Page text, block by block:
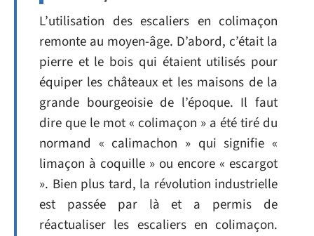
L’utilisation des escaliers en colimaçon
remonte au moyen-âge. D’abord, c’était la
pierre et le bois qui étaient utilisés pour
équiper les châteaux et les maisons de la
grande bourgeoisie de l’époque. Il faut
dire que le mot « colimaçon » a été tiré du
normand « calimachon » qui signifie «
limaçon à coquille » ou encore « escargot
». Bien plus tard, la révolution industrielle
est passée par là et a permis de
réactualiser les escaliers en colimaçon.